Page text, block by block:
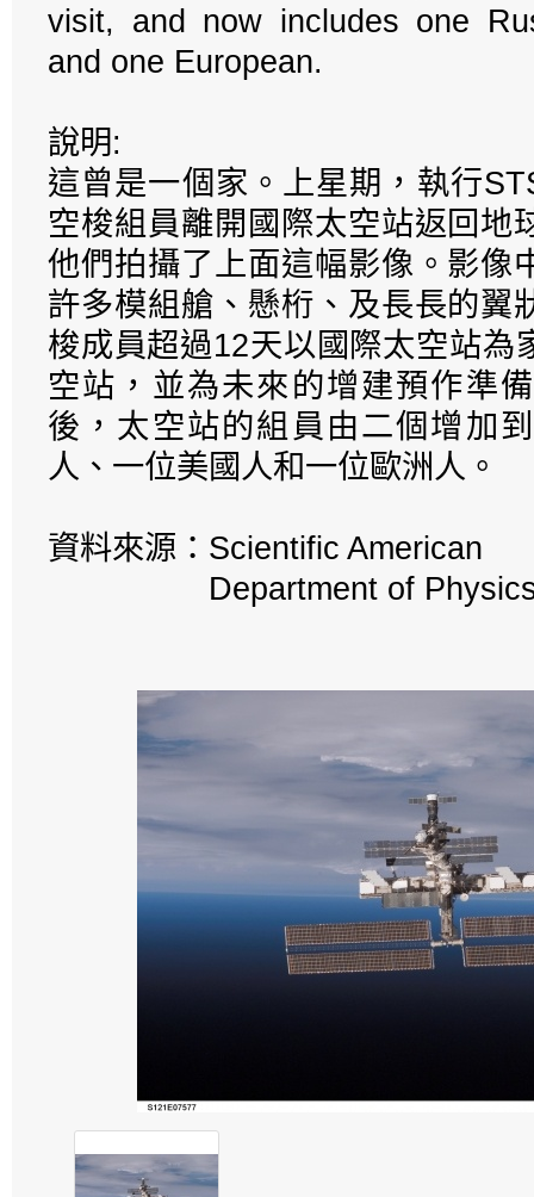
visit, and now includes one
and one European.
說明:
這曾是一個家。上星期，執行
空梭組員離開國際太空站返回地
他們拍攝了上面這幅影像。影像
許多模組艙、懸桁、及長長的翼
梭成員超過12天以國際太空站為
空站，並為未來的增建預作準
後，太空站的組員由二個增加
人、一位美國人和一位歐洲人。
資料來源：Scientific American
Department of Physics,